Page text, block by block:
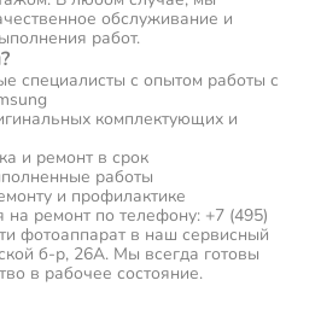
обслуживание и
работ.
специалисты с опытом работы с
комплектующих и
и ремонт в срок
работы
и профилактике
ремонт по телефону: +7 (495)
фотоаппарат в наш сервисный
б-р, 26А. Мы всегда готовы
в рабочее состояние.